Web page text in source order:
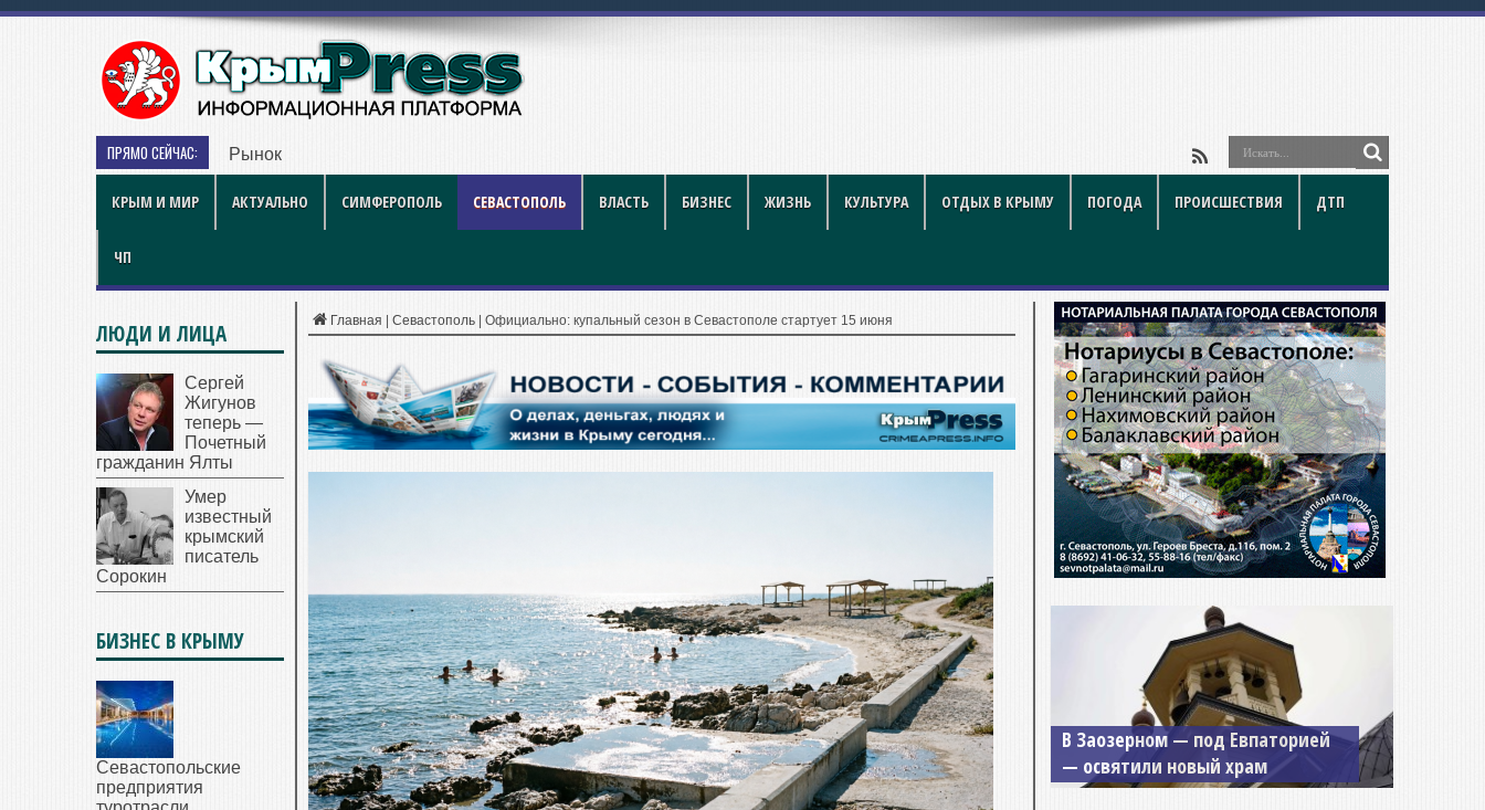
ПРЯМО СЕЙЧАС: Рынок квартир Энгельса в 2026 году: полный гид для поку
КРЫМ И МИР АКТУАЛЬНО СИМФЕРОПОЛЬ СЕВАСТОПОЛЬ ВЛАСТЬ БИЗНЕС ЖИЗНЬ КУЛЬТУРА ОТДЫХ В КРЫМУ ПОГОДА ПРОИСШЕСТВИЯ ДТП
ЧП
Главная Севастополь Официально: купальный сезон в Севастополе стартует 15 июня
ЛЮДИ И ЛИЦА
Сергей
Жигунов
теперь —
Почетный
гражданин Ялты
Умер
известный
крымский
писатель
Сорокин
БИЗНЕС В КРЫМУ
Севастопольские
предприятия
В Заозерном — под Евпаторией
— освятили новый храм